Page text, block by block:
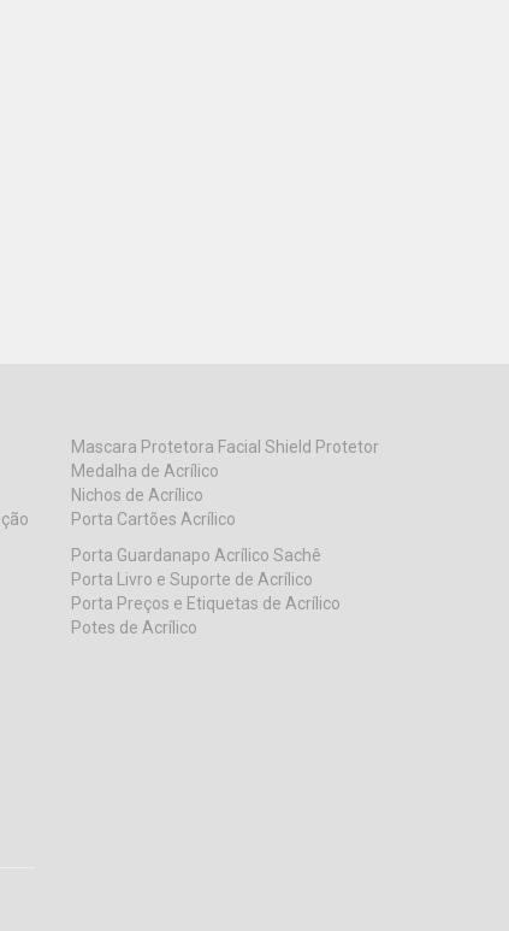
Mascara Protetora Facial Shield Protetor
Medalha de Acrílico
Nichos de Acrílico
Porta Cartões Acrílico
Porta Guardanapo Acrílico Sachê
Porta Livro e Suporte de Acrílico
Porta Preços e Etiquetas de Acrílico
Potes de Acrílico